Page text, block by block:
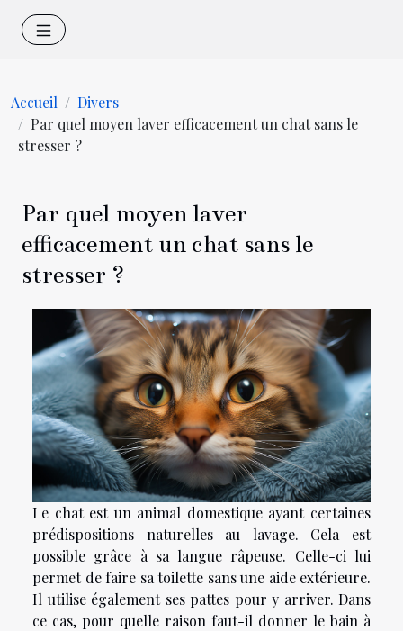
Accueil
Divers
Par quel moyen laver efficacement un chat sans le
stresser ?
Par quel moyen laver
efficacement un chat sans le
stresser ?
Le chat est un animal domestique ayant certaines
prédispositions naturelles au lavage. Cela est
possible grâce à sa langue râpeuse. Celle-ci lui
permet de faire sa toilette sans une aide extérieure.
Il utilise également ses pattes pour y arriver. Dans
ce cas, pour quelle raison faut-il donner le bain à